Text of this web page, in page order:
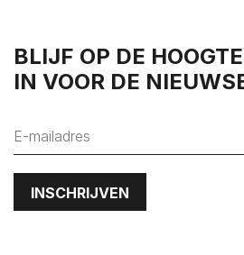
BLIJF OP DE
IN VOOR DE
Heinkenszand
Hoedekenskerke
Kapelle
Kats
Kattendijke